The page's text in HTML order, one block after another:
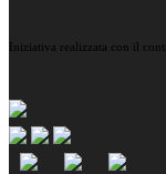
Iniziativa realizzata con il